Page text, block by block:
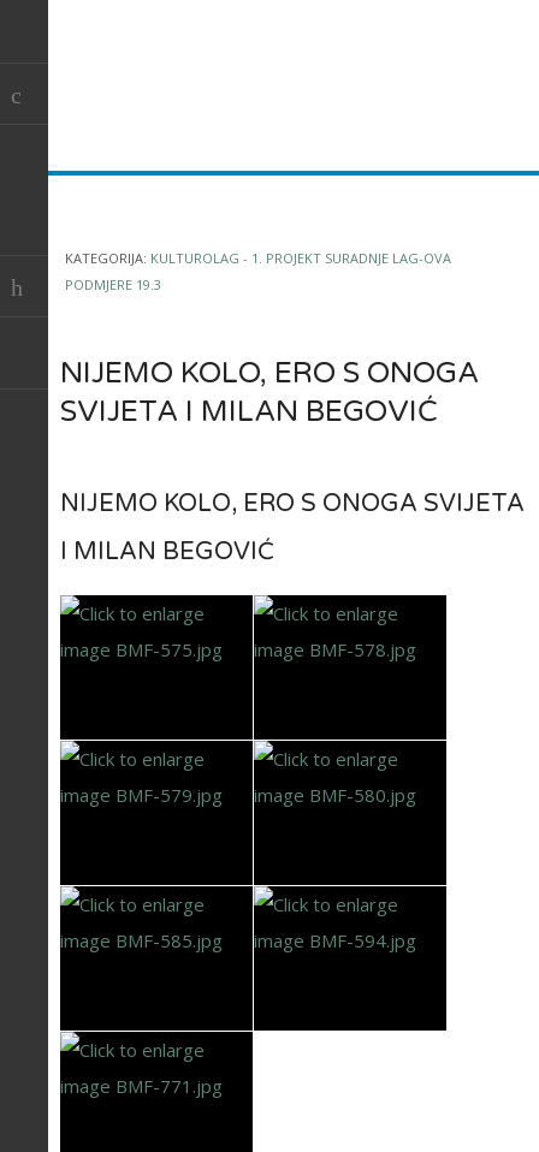
KATEGORIJA: KULTUROLAG - 1. PROJEKT SURADNJE LAG-OVA
PODMJERE 19.3
NIJEMO KOLO, ERO S ONOGA
SVIJETA I MILAN BEGOVIĆ
NIJEMO KOLO, ERO S ONOGA SVIJETA
I MILAN BEGOVIĆ